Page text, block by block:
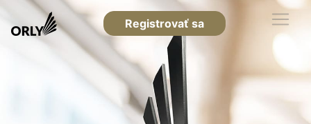
Registrovať sa